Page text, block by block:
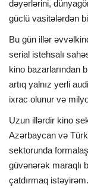
dəyərlərini,
güclü vasitələrdən
Bu gün illər
serial istehsalı
kino bazarlarından
artıq yalnız yerli
ixrac olunur və
Uzun illərdir kino
Azərbaycan və
sektorunda
güvənərək maraqlı
çatdırmaq istəyirəm.